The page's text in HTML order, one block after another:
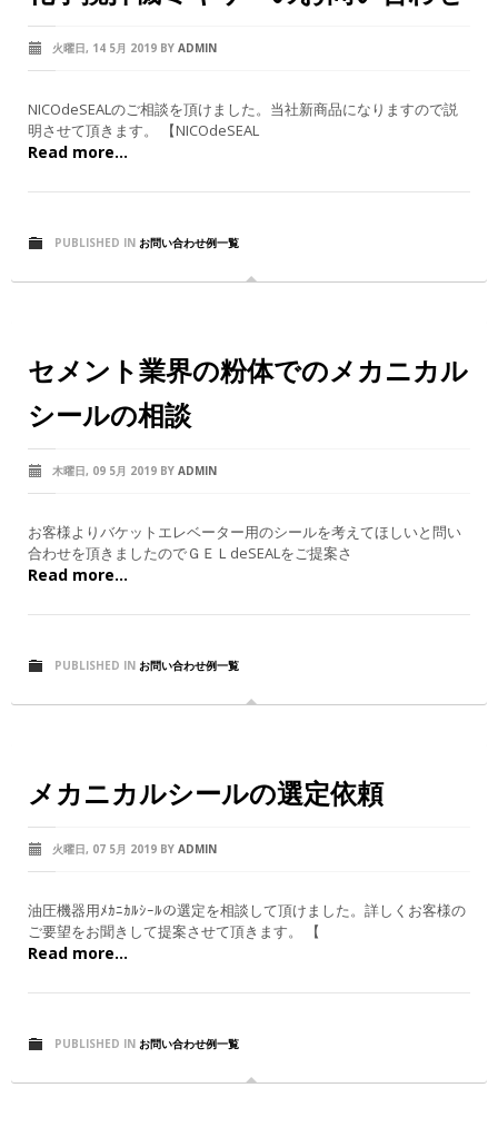
火曜日, 14 5月 2019 BY ADMIN
NICOdeSEALのご相談を頂けました。当社新商品になりますので説
明させて頂きます。 【NICOdeSEAL
Read more...
PUBLISHED IN お問い合わせ例一覧
セメント業界の粉体でのメカニカル
シールの相談
木曜日, 09 5月 2019 BY ADMIN
お客様よりバケットエレベーター用のシールを考えてほしいと問い
合わせを頂きましたのでＧＥＬdeSEALをご提案さ
Read more...
PUBLISHED IN お問い合わせ例一覧
メカニカルシールの選定依頼
火曜日, 07 5月 2019 BY ADMIN
油圧機器用ﾒｶﾆｶﾙｼｰﾙの選定を相談して頂けました。詳しくお客様の
ご要望をお聞きして提案させて頂きます。 【
Read more...
PUBLISHED IN お問い合わせ例一覧